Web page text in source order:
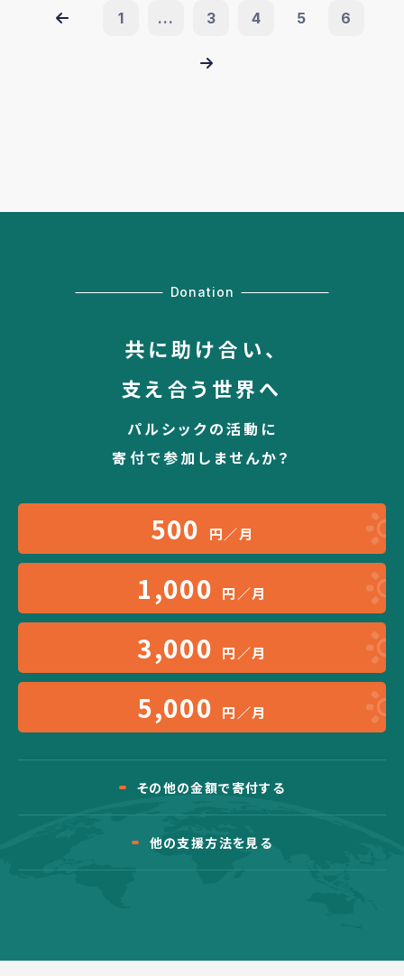
1 ... 3 4 5 6
Donation
共に助け合い、
支え合う世界へ
パルシックの活動に
寄付で参加しませんか？
500 円／月
1,000 円／月
3,000 円／月
5,000 円／月
その他の金額で寄付する
他の支援方法を見る